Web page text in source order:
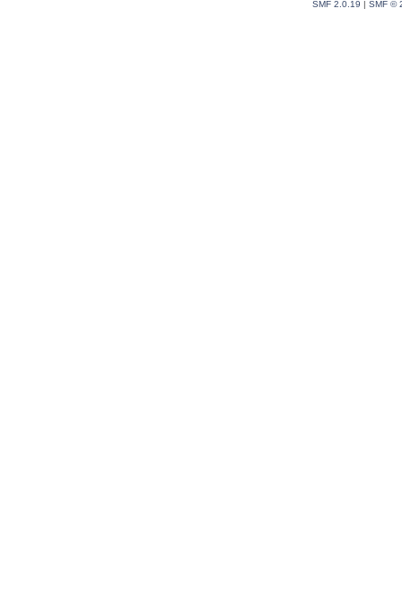
SMF 2.0.19 | SMF ©